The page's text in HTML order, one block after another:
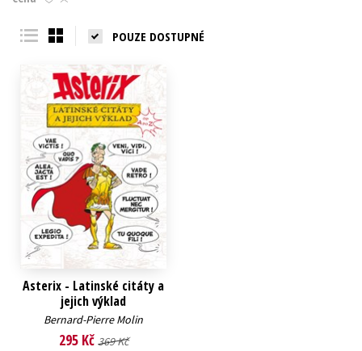
Young adult (SK)
POUZE DOSTUPNÉ
Asterix - Latinské citáty a
jejich výklad
Bernard-Pierre Molin
295 Kč 369 Kč